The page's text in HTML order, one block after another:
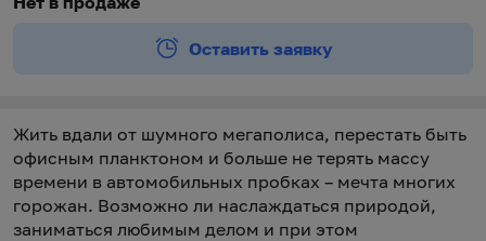
Оставить заявку
Жить вдали от шумного мегаполиса, перестать быть
офисным планктоном и больше не терять массу
времени в автомобильных пробках – мечта многих
горожан. Возможно ли наслаждаться природой,
заниматься любимым делом и при этом